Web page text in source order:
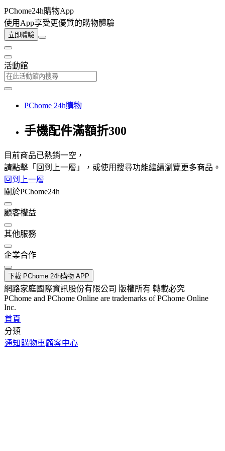
PChome24h購物App
使用App享受更優質的購物體驗
立即體驗
活動館
PChome 24h購物
手機配件滿額折300
目前商品已熱銷一空，
請點擊「回到上一層」，或使用搜尋功能繼續瀏覽更多商品。
回到上一層
關於PChome24h
顧客權益
其他服務
企業合作
下載 PChome 24h購物 APP
網路家庭國際資訊股份有限公司 版權所有 轉載必究
PChome and PChome Online are trademarks of PChome Online
Inc.
首頁
分類
通知 購物車顧客中心